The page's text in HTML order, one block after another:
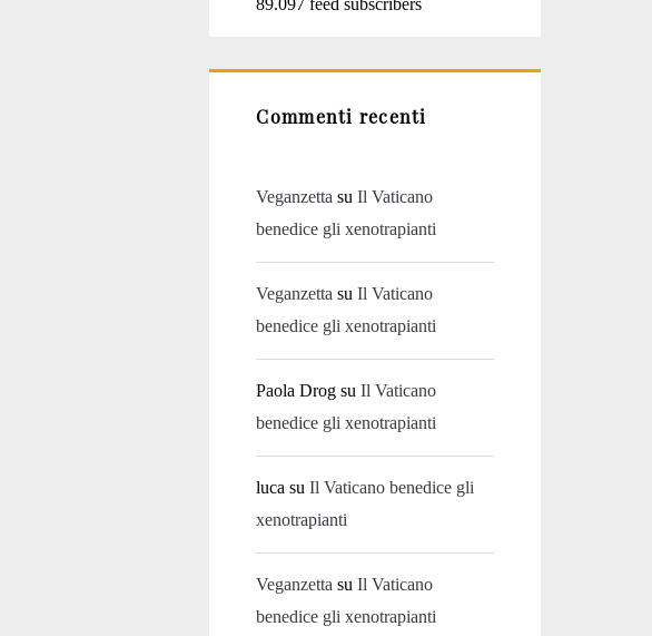
89.097 feed subscribers
Commenti recenti
Veganzetta suIl Vaticano
benedice gli xenotrapianti
Veganzetta suIl Vaticano
benedice gli xenotrapianti
Paola Drog suIl Vaticano
benedice gli xenotrapianti
luca suIl Vaticano benedice gli
xenotrapianti
Veganzetta suIl Vaticano
benedice gli xenotrapianti